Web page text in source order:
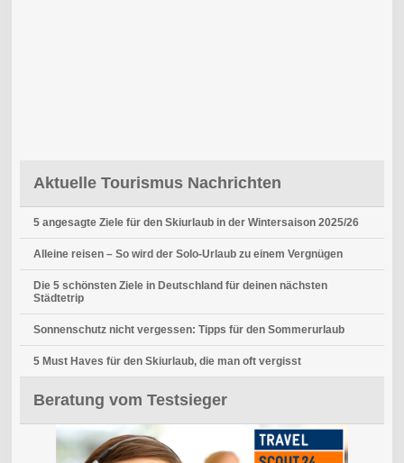
Aktuelle Tourismus Nachrichten
5 angesagte Ziele für den Skiurlaub in der Wintersaison 2025/26
Alleine reisen – So wird der Solo-Urlaub zu einem Vergnügen
Die 5 schönsten Ziele in Deutschland für deinen nächsten
Städtetrip
Sonnenschutz nicht vergessen: Tipps für den Sommerurlaub
5 Must Haves für den Skiurlaub, die man oft vergisst
Beratung vom Testsieger